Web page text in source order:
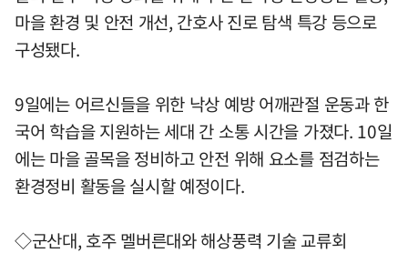
마을 환경 및 안전 개선, 간호사 진로 탐색 특강 등으로
구성됐다.
9일에는 어르신들을 위한 낙상 예방 어깨관절 운동과 한
국어 학습을 지원하는 세대 간 소통 시간을 가졌다. 10일
에는 마을 골목을 정비하고 안전 위해 요소를 점검하는
환경정비 활동을 실시할 예정이다.
◇군산대, 호주 멜버른대와 해상풍력 기술 교류회